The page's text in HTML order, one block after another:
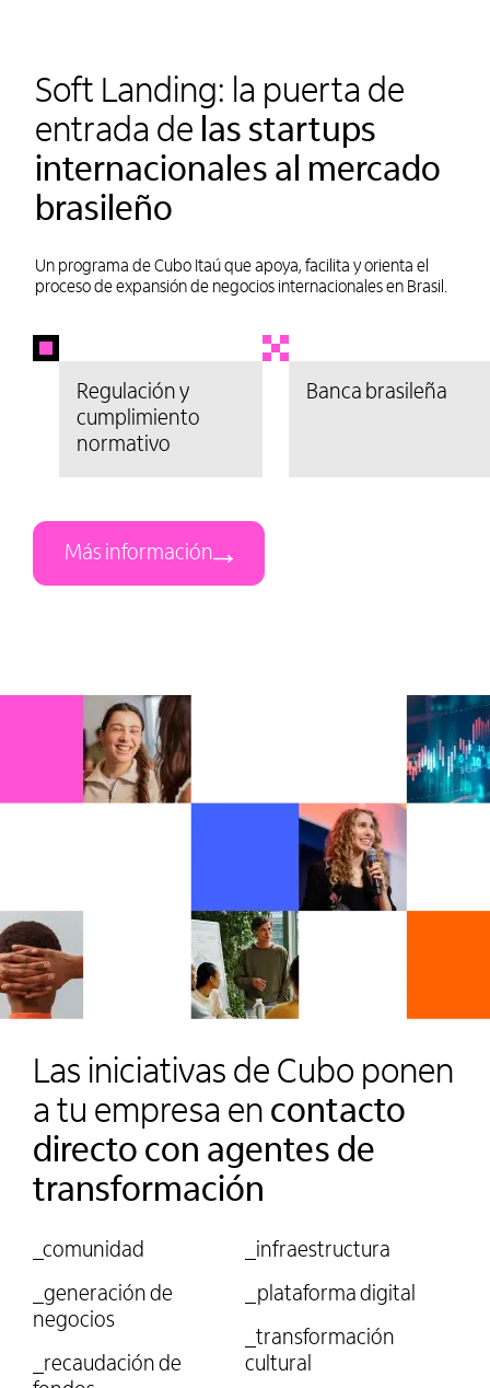
Soft Landing: la puerta de
entrada de las startups
internacionales al mercado
brasileño
Un programa de Cubo Itaú que apoya, facilita y orienta el
proceso de expansión de negocios internacionales en Brasil.
Regulación y
cumplimiento
normativo
Banca brasileña
Más información
Las iniciativas de Cubo ponen
a tu empresa en contacto
directo con agentes de
transformación
_comunidad
_generación de
negocios
_recaudación de
_infraestructura
_plataforma digital
_transformación
cultural